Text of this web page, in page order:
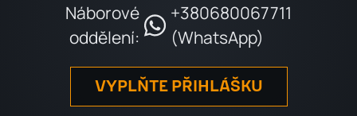
Náborové
oddělení:
+380680067711
(WhatsApp)
VYPLŇTE PŘIHLÁŠKU